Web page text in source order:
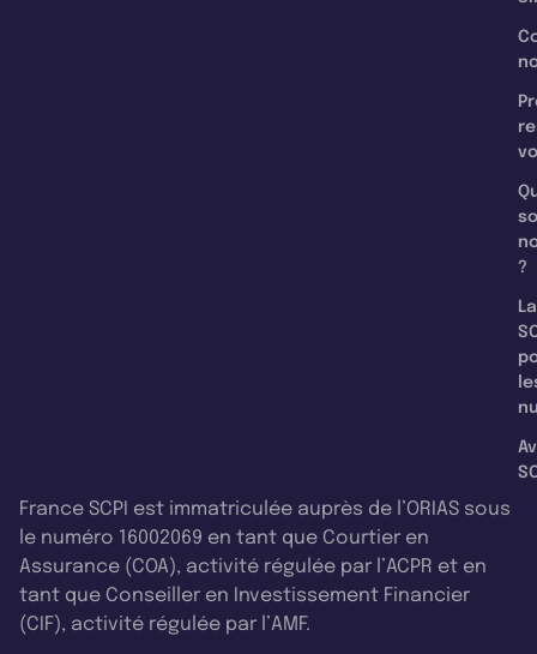
?
La
France SCPI est immatriculée auprès de l’ORIAS sous
le numéro 16002069 en tant que Courtier en
Assurance (COA), activité régulée par l’ACPR et en
tant que Conseiller en Investissement Financier
(CIF), activité régulée par l’AMF.